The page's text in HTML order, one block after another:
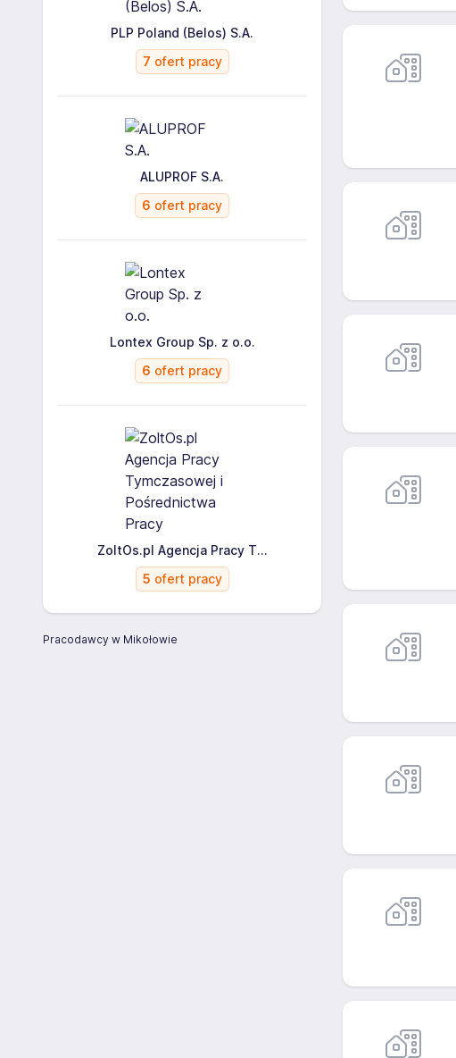
PLP Poland (Belos) S.A.
7 ofert pracy
ALUPROF S.A.
6 ofert pracy
Lontex Group Sp. z o.o.
6 ofert pracy
ZoltOs.pl Agencja Pracy T...
5 ofert pracy
Pracodawcy w Mikołowie